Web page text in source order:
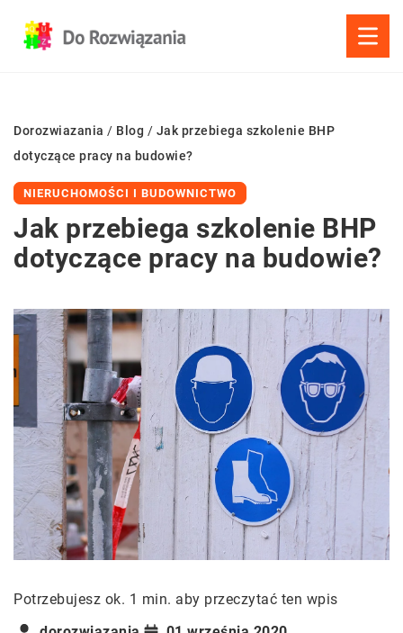
Dorozwiazania / Blog / Jak przebiega szkolenie BHP
dotyczące pracy na budowie?
NIERUCHOMOŚCI I BUDOWNICTWO
Jak przebiega szkolenie BHP
dotyczące pracy na budowie?
Potrzebujesz ok. 1 min. aby przeczytać ten wpis